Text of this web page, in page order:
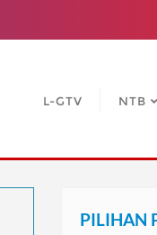
L-GTV NTB
PILIHAN